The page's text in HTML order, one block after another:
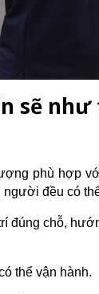
sẽ như
phù hợp
đều có
chỗ,
thể vận hành.